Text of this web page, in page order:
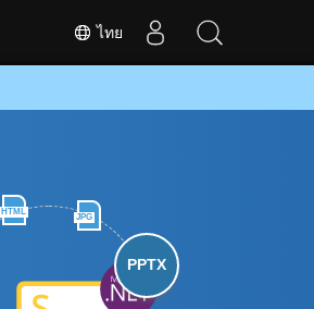
ไทย
HTML
JPG
PPTX